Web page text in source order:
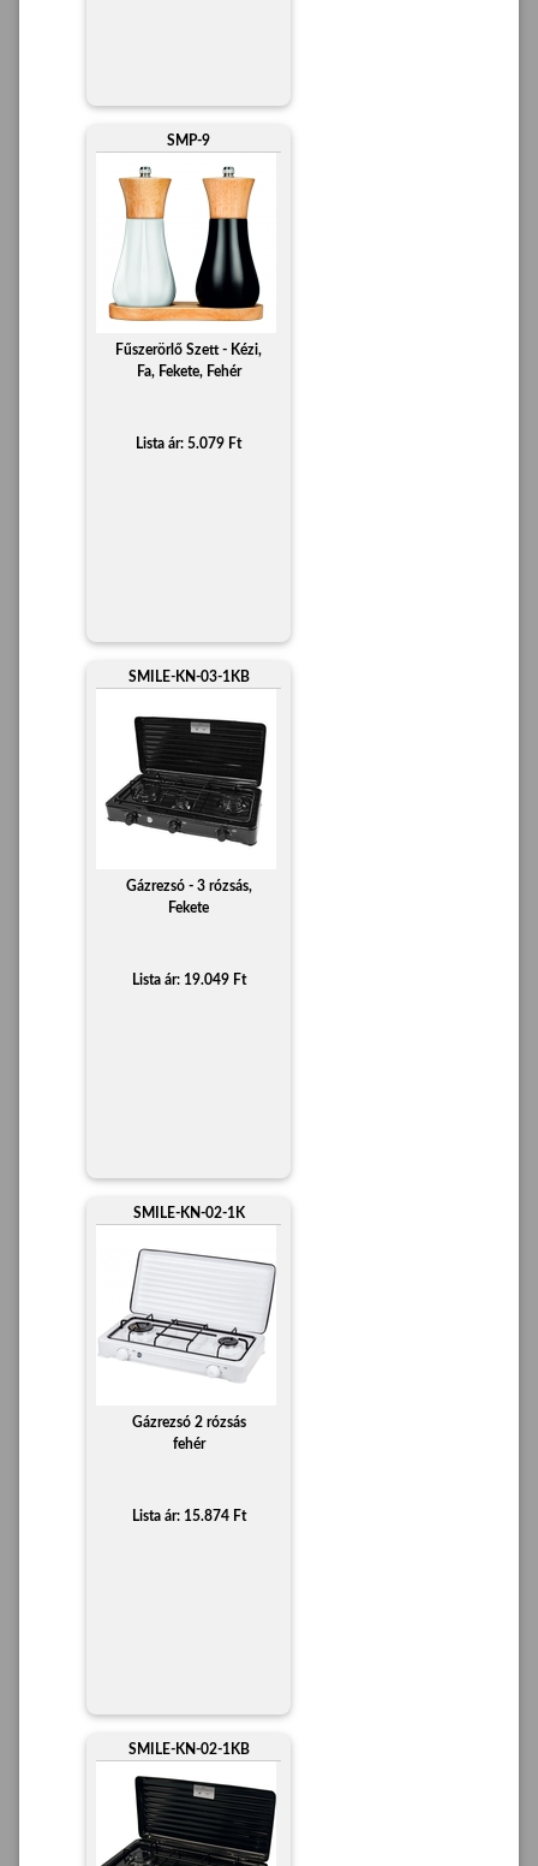
SMP-9
Fűszerörlő Szett - Kézi,
Fa, Fekete, Fehér
Lista ár: 5.079 Ft
SMILE-KN-03-1KB
Gázrezsó - 3 rózsás,
Fekete
Lista ár: 19.049 Ft
SMILE-KN-02-1K
Gázrezsó 2 rózsás
fehér
Lista ár: 15.874 Ft
SMILE-KN-02-1KB